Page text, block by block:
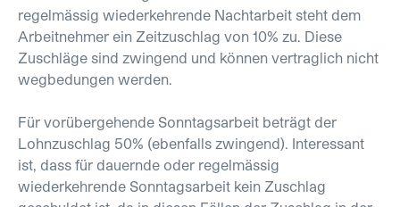
regelmässig wiederkehrende Nachtarbeit steht dem
Arbeitnehmer ein Zeitzuschlag von 10% zu. Diese
Zuschläge sind zwingend und können vertraglich nicht
wegbedungen werden.
Für vorübergehende Sonntagsarbeit beträgt der
Lohnzuschlag 50% (ebenfalls zwingend). Interessant
ist, dass für dauernde oder regelmässig
wiederkehrende Sonntagsarbeit kein Zuschlag